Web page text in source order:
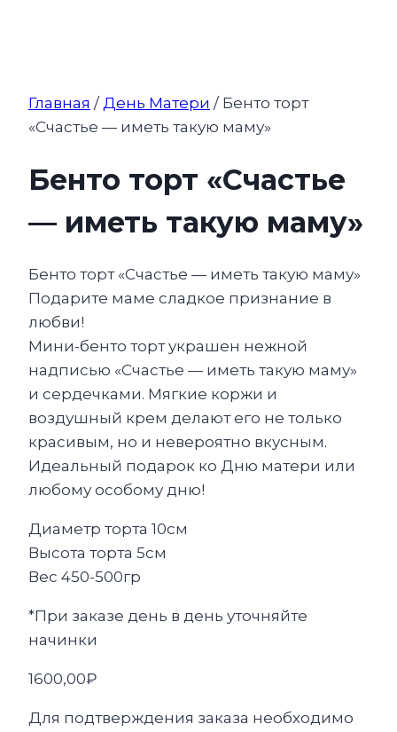
Главная / День Матери / Бенто торт
«Счастье — иметь такую маму»
Бенто торт «Счастье
— иметь такую маму»
Бенто торт «Счастье — иметь такую маму»
Подарите маме сладкое признание в
любви!
Мини-бенто торт украшен нежной
надписью «Счастье — иметь такую маму»
и сердечками. Мягкие коржи и
воздушный крем делают его не только
красивым, но и невероятно вкусным.
Идеальный подарок ко Дню матери или
любому особому дню!
Диаметр торта 10см
Высота торта 5см
Вес 450-500гр
*При заказе день в день уточняйте
начинки
1600,00₽
Для подтверждения заказа необходимо